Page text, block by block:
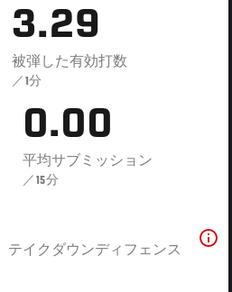
3.29
被弾した有効打数
／1分
0.00
平均サブミッション
／15分
テイクダウンディフェンス